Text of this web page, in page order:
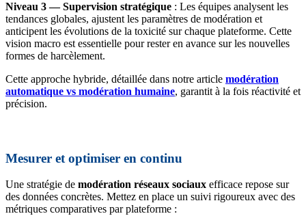
Niveau 3 — Supervision stratégique : Les équipes analysent les
tendances globales, ajustent les paramètres de modération et
anticipent les évolutions de la toxicité sur chaque plateforme. Cette
vision macro est essentielle pour rester en avance sur les nouvelles
formes de harcèlement.
Cette approche hybride, détaillée dans notre article modération
automatique vs modération humaine, garantit à la fois réactivité et
précision.
Mesurer et optimiser en continu
Une stratégie de modération réseaux sociaux efficace repose sur
des données concrètes. Mettez en place un suivi rigoureux avec des
métriques comparatives par plateforme :